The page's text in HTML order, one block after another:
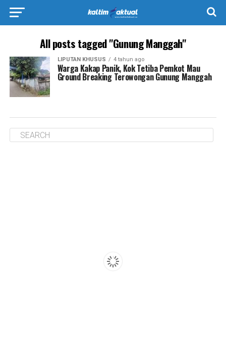
All posts tagged "Gunung Manggah"
LIPUTAN KHUSUS 4 tahun ago
Warga Kakap Panik, Kok Tetiba Pemkot Mau
Ground Breaking Terowongan Gunung Manggah